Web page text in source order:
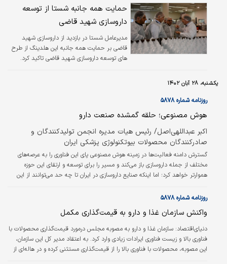
داروهای در دسترس بیماران و پزشکان عمدتا
داروهای خارجی یا دست‏‏‌ساز و ترکیبات گیاهی و
سنتی بودند، اما مرحوم دکتر عبیدی با تلاش برای
بومی‏‏‌سازی صنعت دارو در ایران، بنیان‌گذار یک
حرکت کارآفرینانه و توسعه‏‏‌گرایانه در سطح اقتصاد
کشور و نیز برای دسترسی…
حمایت همه جانبه شستا از توسعه
داروسازی شهید قاضی
مدیرعامل شستا در بازدید از داروسازی شهید
قاضی بر حمایت همه جانبه این هلدینگ از طرح
های توسعه داروسازی شهید قاضی تاکید کرد.
یکشنبه، ۲۸ آبان ۱۴۰۲
روزنامه شماره ۵۸۷۸
هوش مصنوعی؛ حلقه گمشده صنعت دارو
اکبر عبداللهی‌اصل/ رئیس هیات مدیره انجمن تولیدکنندگان و
صادرکنندگان محصولات بیوتکنولوژی پزشکی ایران
گسترش دامنه فعالیت‌ها در زمینه هوش مصنوعی پای این فناوری را به عرصه‌های
مختلف از جمله داروسازی باز می‌کند و مسیر را برای توسعه و ارتقای این حوزه
هموارتر خواهد کرد؛ اما اینکه صنایع داروسازی در ایران تا چه حد می‌توانند از این
جوامعی می‌توانند در حوزه کاربرد هوش مصنوعی در صنعت داروسازی داعیه داشته
شکل مطلوب اعمال کرده باشند.
روزنامه شماره ۵۸۷۸
واکنش سازمان غذا و دارو به قیمت‌گذاری مکمل
دنیای‌اقتصاد: سازمان غذا و دارو به مصوبه مجلس درمورد قیمت‌گذاری محصولات با
فناوری بالا و زیست فناوری ایرادات زیادی وارد کرد. به اعتقاد مدیر کل این سازمان،
این مصوبه، محصولات با فناوری بالا را از قیمت‌گذاری مستثنی کرده و در ‌هاله‌ای از